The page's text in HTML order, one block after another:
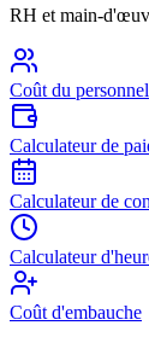
RH et main-
Coût du personnel
Calculateur de
Calculateur de
Calculateur
Coût d'embauche